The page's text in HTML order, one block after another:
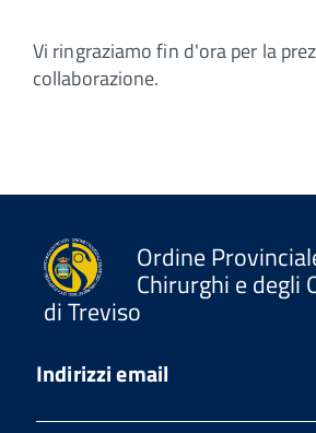
Vi ringraziamo fin d'ora per la
collaborazione.
Ordine
Chirurghi e degli
di Treviso
Indirizzi email